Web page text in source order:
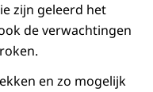
zijn geleerd het
de verwachtingen
en zo mogelijk